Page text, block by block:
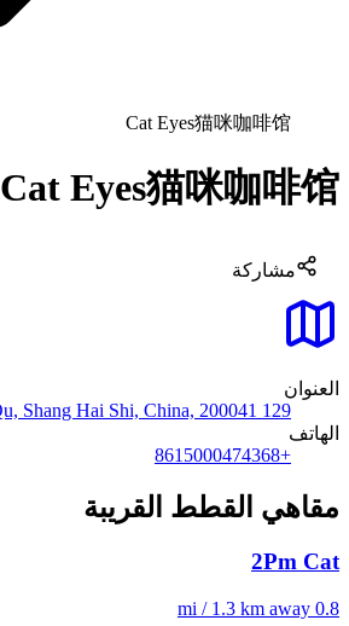
Cat Eyes猫咪咖啡馆
Cat Eyes猫咪咖啡馆
مشاركة
العنوان
129 Da Tian Lu, Jing An Qu, Shang Hai Shi, China, 200041
الهاتف
+8615000474368
مقاهي القطط القريبة
2Pm Cat
0.8 mi / 1.3 km away